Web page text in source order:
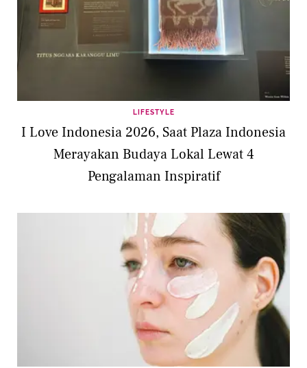
LIFESTYLE
I Love Indonesia 2026, Saat Plaza Indonesia
Merayakan Budaya Lokal Lewat 4
Pengalaman Inspiratif